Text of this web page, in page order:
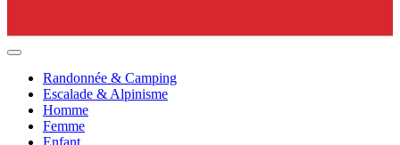
Randonnée & Camping
Escalade & Alpinisme
Homme
Femme
Enfant